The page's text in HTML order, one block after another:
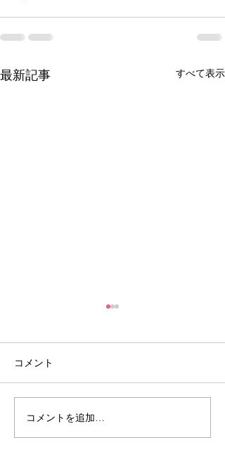
最新記事 すべて表示
ラーラ通信51号
コメント
コメントを追加…